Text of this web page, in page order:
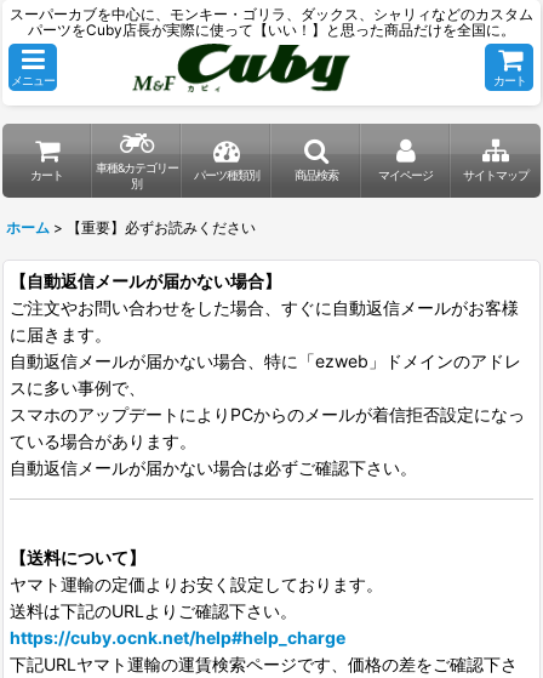
スーパーカブを中心に、モンキー・ゴリラ、ダックス、シャリィなどのカスタム
パーツをCuby店長が実際に使って【いい！】と思った商品だけを全国に。
メニュー カート
カート
車種&カテゴリー
別
パーツ種類別 商品検索 マイページ サイトマップ
ホーム > 【重要】必ずお読みください
【自動返信メールが届かない場合】
ご注文やお問い合わせをした場合、すぐに自動返信メールがお客様
に届きます。
自動返信メールが届かない場合、特に「ezweb」ドメインのアドレ
スに多い事例で、
スマホのアップデートによりPCからのメールが着信拒否設定になっ
ている場合があります。
自動返信メールが届かない場合は必ずご確認下さい。
【送料について】
ヤマト運輸の定価よりお安く設定しております。
送料は下記のURLよりご確認下さい。
https://cuby.ocnk.net/help#help_charge
下記URLヤマト運輸の運賃検索ページです、価格の差をご確認下さ